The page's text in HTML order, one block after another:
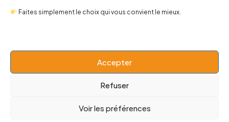
Faites simplement le choix qui vous convient le mieux.
Accepter
Refuser
Voir les préférences
Boutique